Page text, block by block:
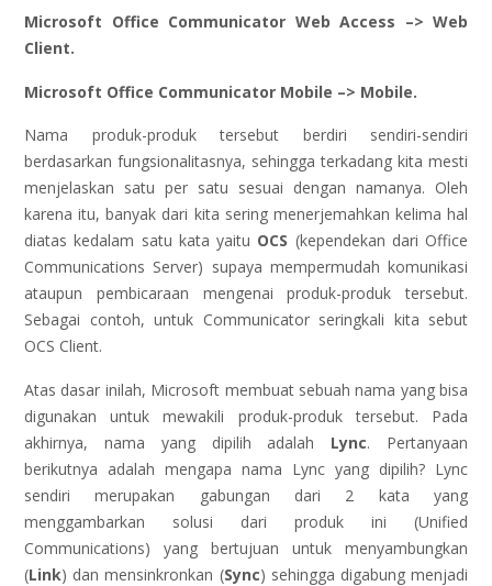
Microsoft Office Communicator Web Access –> Web
Client.
Microsoft Office Communicator Mobile –> Mobile.
Nama produk-produk tersebut berdiri sendiri-sendiri
berdasarkan fungsionalitasnya, sehingga terkadang kita mesti
menjelaskan satu per satu sesuai dengan namanya. Oleh
karena itu, banyak dari kita sering menerjemahkan kelima hal
diatas kedalam satu kata yaitu OCS (kependekan dari Office
Communications Server) supaya mempermudah komunikasi
ataupun pembicaraan mengenai produk-produk tersebut.
Sebagai contoh, untuk Communicator seringkali kita sebut
OCS Client.
Atas dasar inilah, Microsoft membuat sebuah nama yang bisa
digunakan untuk mewakili produk-produk tersebut. Pada
akhirnya, nama yang dipilih adalah Lync. Pertanyaan
berikutnya adalah mengapa nama Lync yang dipilih? Lync
sendiri merupakan gabungan dari 2 kata yang
menggambarkan solusi dari produk ini (Unified
Communications) yang bertujuan untuk menyambungkan
(Link) dan mensinkronkan (Sync) sehingga digabung menjadi